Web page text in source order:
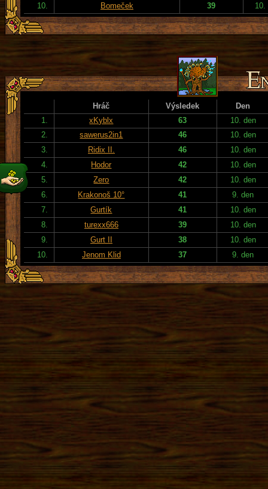
10.
Bomeček 39 10.
Hráč Výsledek
Den
1.
xKyblx 63
10. den
2.
sawerus2in1 46
10. den
3.
Ridix II. 46
10. den
4.
Hodor 42
10. den
5.
Zero 42
10. den
6.
Krakonoš 10° 41
9. den
7.
Gurtík 41
10. den
8.
turexx666 39
10. den
9.
Gurt II 38
10. den
10.
Jenom Klid 37 9. den